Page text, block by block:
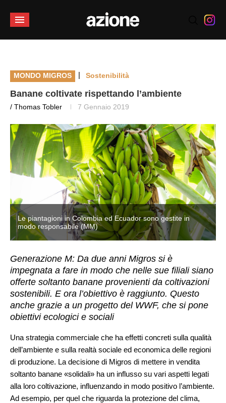
MONDO MIGROS | Sostenibilità
Banane coltivate rispettando l’ambiente
/ Thomas Tobler 7 Gennaio 2019
Le piantagioni in Colombia ed Ecuador sono gestite in
modo responsabile (MM)
Generazione M: Da due anni Migros si è
impegnata a fare in modo che nelle sue filiali siano
offerte soltanto banane provenienti da coltivazioni
sostenibili. E ora l’obiettivo è raggiunto. Questo
anche grazie a un progetto del WWF, che si pone
obiettivi ecologici e sociali
Una strategia commerciale che ha effetti concreti sulla qualità
dell’ambiente e sulla realtà sociale ed economica delle regioni
di produzione. La decisione di Migros di mettere in vendita
soltanto banane «solidali» ha un influsso su vari aspetti legati
alla loro coltivazione, influenzando in modo positivo l’ambiente.
Ad esempio, per quel che riguarda la protezione del clima,